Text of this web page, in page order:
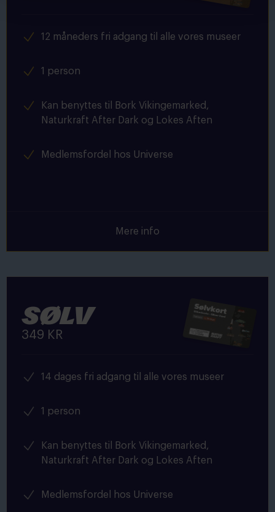
12 måneders fri adgang til alle vores museer
1 person
Kan benyttes til Bork Vikingemarked,
Naturkraft After Dark og Lokes Aften
Medlemsfordel hos Universe
Mere info
Sølv
349 KR
14 dages fri adgang til alle vores museer
1 person
Kan benyttes til Bork Vikingemarked,
Naturkraft After Dark og Lokes Aften
Medlemsfordel hos Universe